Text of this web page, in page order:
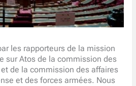
les rapporteurs de la mission
sur Atos de la commission des
de la commission des affaires
et des forces armées. Nous